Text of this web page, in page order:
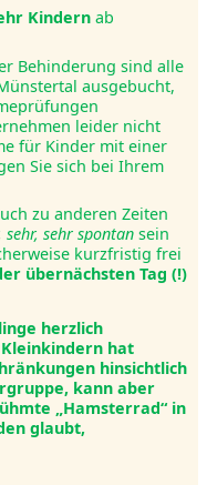
Kindernab
Behinderung sind alle
ausgebucht,
leider nicht
für Kinder mit einer
Sie sich bei Ihrem
zu anderen Zeiten
sehr, sehr spontansein
kurzfristig frei
übernächsten Tag (!)
herzlich
hat
hinsichtlich
kann aber
„Hamsterrad“ in
glaubt,